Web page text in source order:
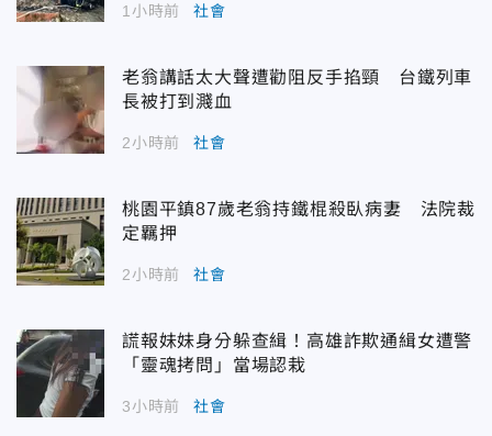
1小時前 社會
老翁講話太大聲遭勸阻反手掐頸 台鐵列車
長被打到濺血
2小時前 社會
桃園平鎮87歲老翁持鐵棍殺臥病妻 法院裁
定羈押
2小時前 社會
謊報妹妹身分躲查緝！高雄詐欺通緝女遭警
「靈魂拷問」當場認栽
3小時前 社會